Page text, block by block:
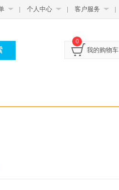
| 个人中心 | 客户服务 |
0
我的购物车